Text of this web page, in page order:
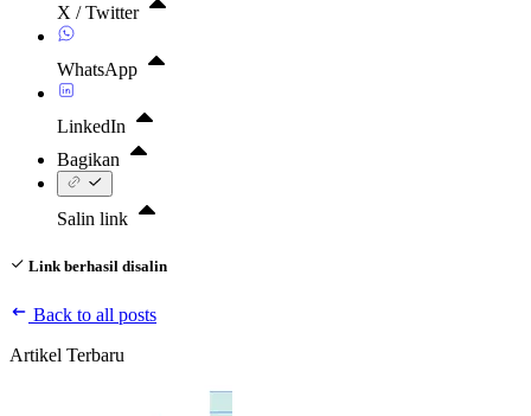
X / Twitter
WhatsApp
LinkedIn
Bagikan
Salin link
Link berhasil disalin
Back to all posts
Artikel Terbaru